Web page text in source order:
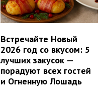
Встречайте Новый
2026 год со вкусом: 5
лучших закусок —
порадуют всех гостей
и Огненную Лошадь